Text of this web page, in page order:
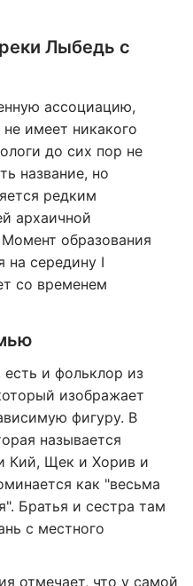
Лыбедь с
ассоциацию,
имеет никакого
до сих пор не
название, но
редким
архаичной
образования
на середину I
со временем
и фольклор из
изображает
фигуру. В
называется
Кий, Щек и Хорив и
как "весьма
Братья и сестра там
с местного
отмечает, что у самой